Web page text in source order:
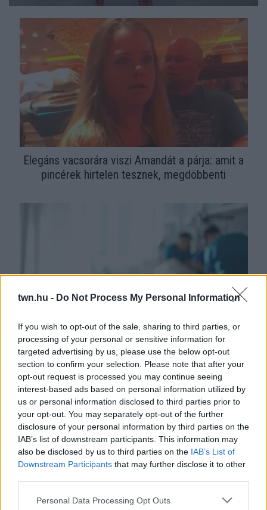
twn.hu - Do Not Process My Personal Information
If you wish to opt-out of the sale, sharing to third parties, or
processing of your personal or sensitive information for
targeted advertising by us, please use the below opt-out
section to confirm your selection. Please note that after your
opt-out request is processed you may continue seeing
interest-based ads based on personal information utilized by
us or personal information disclosed to third parties prior to
your opt-out. You may separately opt-out of the further
disclosure of your personal information by third parties on the
IAB’s list of downstream participants. This information may
also be disclosed by us to third parties on the IAB’s List of
Downstream Participants that may further disclose it to other
Please note that this website/app uses one or more Google
Personal Data Processing Opt Outs
Elegáns vacsorára viszi Amandát a párja: amit a
pincérek hirtelen tesznek, megdöbbenti
Egy anya és a lánya halt meg a karácsonyi vacsora után:
az apa kórházban